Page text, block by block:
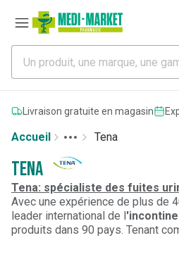
Livraison gratuite en magasin
Accueil
More
Toggle menu
Tena
Tena
Tena: spécialiste des fuites
Avec une expérience de plus de
leader international de l
produits dans 90 pays. Tenant